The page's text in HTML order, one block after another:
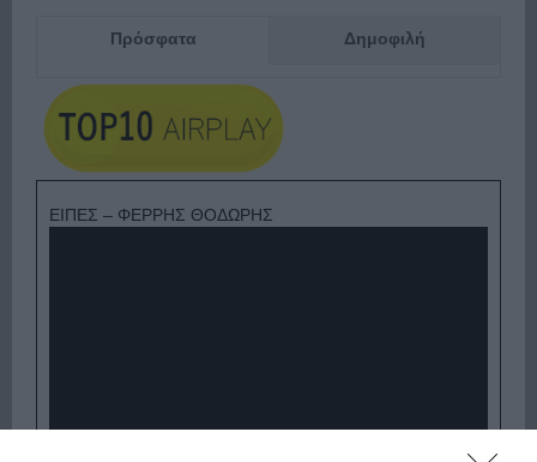
Πρόσφατα Δημοφιλή
ΕΙΠΕΣ – ΦΕΡΡΗΣ ΘΟΔΩΡΗΣ